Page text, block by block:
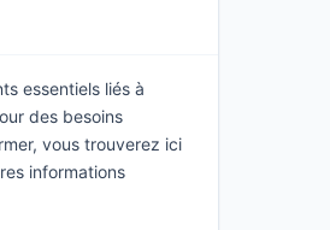
essentiels liés à
des besoins
vous trouverez ici
informations